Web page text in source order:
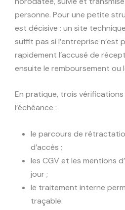
personne. Pour une petite
est décisive : un site
suffit pas si l’entreprise n’est
rapidement l’accusé de
ensuite le remboursement ou
En pratique, trois vérifications
l’échéance :
le parcours de
d’accès ;
les CGV et les mentions
jour ;
le traitement interne
traçable.